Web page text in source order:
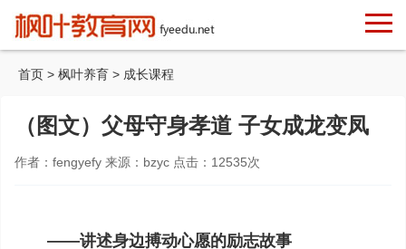
首页 > 枫叶养育 > 成长课程
（图文）父母守身孝道 子女成龙变凤
作者：fengyefy 来源：bzyc 点击： 12535次
——讲述身边搏动心愿的励志故事